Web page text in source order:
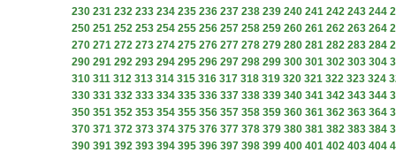
230 231 232 233 234 235 236 237 238 239 240 241 242 243 244
250 251 252 253 254 255 256 257 258 259 260 261 262 263 264
270 271 272 273 274 275 276 277 278 279 280 281 282 283 284
290 291 292 293 294 295 296 297 298 299 300 301 302 303 304
310 311 312 313 314 315 316 317 318 319 320 321 322 323 324
330 331 332 333 334 335 336 337 338 339 340 341 342 343 344
350 351 352 353 354 355 356 357 358 359 360 361 362 363 364
370 371 372 373 374 375 376 377 378 379 380 381 382 383 384
390 391 392 393 394 395 396 397 398 399 400 401 402 403 404